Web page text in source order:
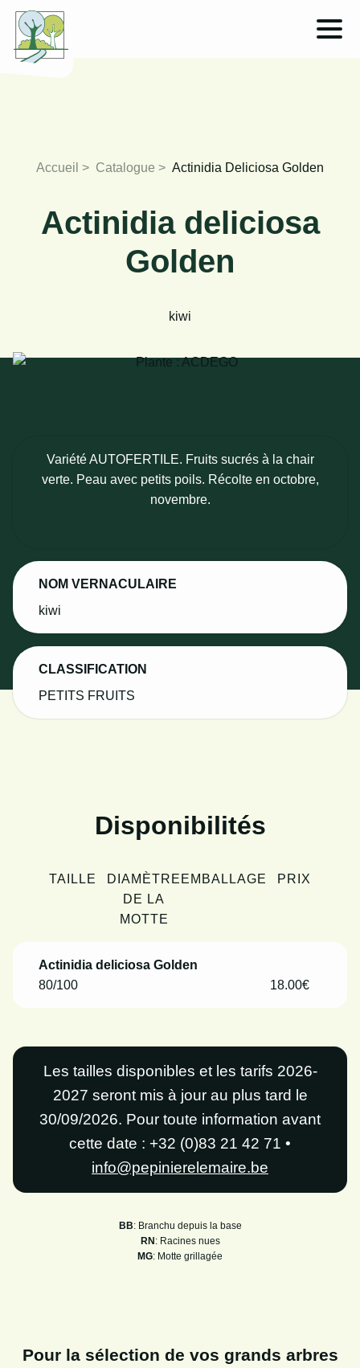
Accueil Catalogue Actinidia Deliciosa Golden
Actinidia deliciosa
Golden
kiwi
Variété AUTOFERTILE. Fruits sucrés à la chair
verte. Peau avec petits poils. Récolte en octobre,
novembre.
NOM VERNACULAIRE
kiwi
CLASSIFICATION
PETITS FRUITS
Disponibilités
TAILLE
DIAMÈTRE
DE LA
MOTTE
EMBALLAGE PRIX
Actinidia deliciosa Golden
80/100
18.00€
Les tailles disponibles et les tarifs 2026-
2027 seront mis à jour au plus tard le
30/09/2026. Pour toute information avant
cette date : +32 (0)83 21 42 71 •
info@pepinierelemaire.be
BB: Branchu depuis la base
RN : Racines nues
MG: Motte grillagée
Pour la sélection de vos grands arbres